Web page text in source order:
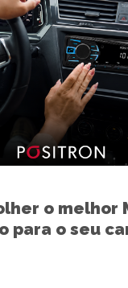
o melhor
para o seu